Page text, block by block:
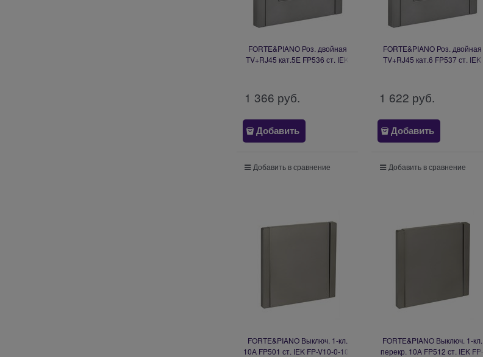
FORTE&PIANO Роз. двойная
TV+RJ45 кат.5E FP536 ст. IEK
1 366 руб.
Добавить
Добавить в сравнение
FORTE&PIANO Роз. двойная
TV+RJ45 кат.6 FP537 ст. IEK
1 622 руб.
Добавить
Добавить в сравнение
FORTE&PIANO Выключ. 1-кл.
10А FP501 ст. IEK FP-V10-0-10-
FORTE&PIANO Выключ. 1-кл.
перекр. 10А FP512 ст. IEK FP-